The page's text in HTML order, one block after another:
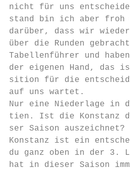
nicht für uns
stand bin ich aber froh
darüber, dass wir
über die Runden
Tabellenführer und
der eigenen Hand, das
sition für die
auf uns wartet.
Nur eine Niederlage in
tien. Ist die Konstanz
ser Saison
Konstanz ist ein
du ganz oben in der 3.
hat in dieser Saison